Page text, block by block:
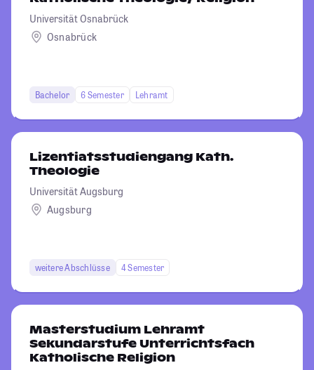
Universität Osnabrück
Osnabrück
Bachelor 6 Semester Lehramt
Lizentiatsstudiengang Kath.
Theologie
Universität Augsburg
Augsburg
weitere Abschlüsse 4 Semester
Masterstudium Lehramt
Sekundarstufe Unterrichtsfach
Katholische Religion